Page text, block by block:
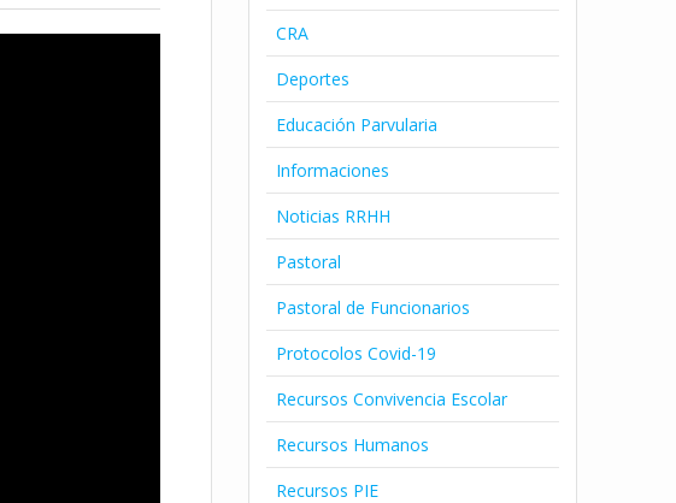
CRA
Deportes
Educación Parvularia
Informaciones
Noticias RRHH
Pastoral
Pastoral de Funcionarios
Protocolos Covid-19
Recursos Convivencia Escolar
Recursos Humanos
Recursos PIE